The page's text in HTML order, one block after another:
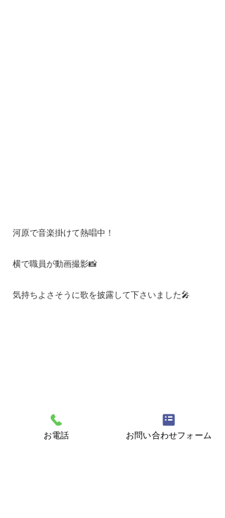
河原で音楽掛けて熱唱中！
横で職員が動画撮影📸
気持ちよさそうに歌を披露して下さいました🎤
お電話 お問い合わせフォーム